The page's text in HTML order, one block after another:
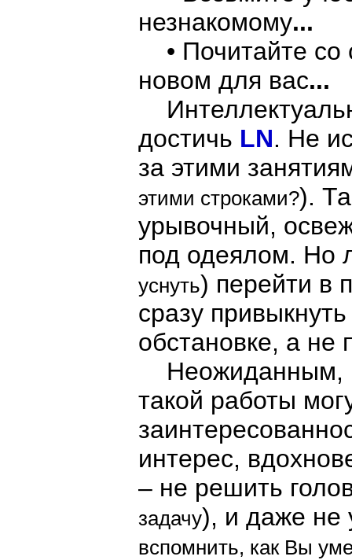
незнакомому...
• Почитайте со
новом для вас...
достичь LN. Не
за этими
этими строками?).
урывочный,
под одеялом. Но
уснуть) перейти в
сразу
обстановке, а не
Неожиданным,
такой работы
интерес,
– не решить
задачу), и даже не
вспомнить, как Вы